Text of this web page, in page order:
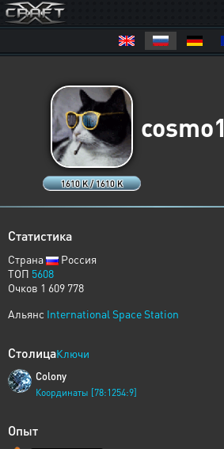
1610 K / 1610 K
cosmo1
Статистика
Страна
Россия
ТОП 5608
Очков 1 609 778
Альянс International Space Station
СтолицаКлючи
Colony
Координаты [78:1254:9]
Опыт